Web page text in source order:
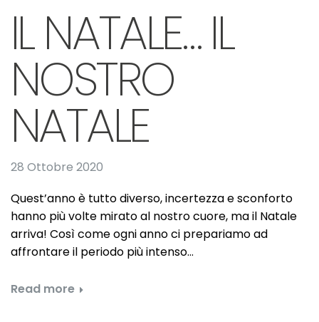
IL NATALE… IL
NOSTRO
NATALE
28 Ottobre 2020
Quest’anno è tutto diverso, incertezza e sconforto
hanno più volte mirato al nostro cuore, ma il Natale
arriva! Così come ogni anno ci prepariamo ad
affrontare il periodo più intenso…
Read more